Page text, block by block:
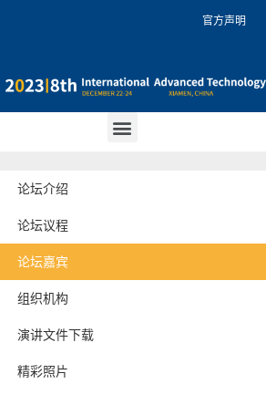
官方声明
论坛介绍
论坛议程
论坛嘉宾
组织机构
演讲文件下载
精彩照片